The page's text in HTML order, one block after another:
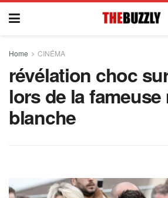
Home CINÉMA
révélation choc
lors de la fameuse
blanche